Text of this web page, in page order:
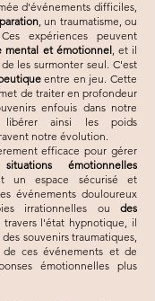
d'événements difficiles,
, un traumatisme, ou
expériences peuvent
mental et émotionnel, et il
les surmonter seul. C'est
entre en jeu. Cette
de traiter en profondeur
enfouis dans notre
ainsi les poids
notre évolution.
efficace pour gérer
émotionnelles
un espace sécurisé et
événements douloureux
irrationnelles ou des
travers l'état hypnotique, il
souvenirs traumatiques,
de ces événements et de
émotionnelles plus